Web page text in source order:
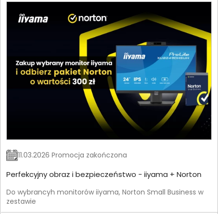
11.03.2026 Promocja zakończona
Perfekcyjny obraz i bezpieczeństwo - iiyama + Norton
Do wybrancyh monitorów iiyama, Norton Small Business w
zestawie